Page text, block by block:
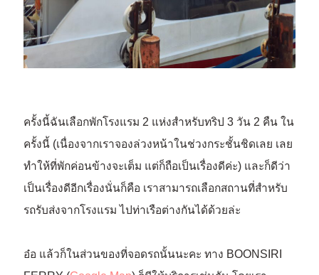
ครั้งนี้ฉันเลือกพักโรงแรม 2 แห่งสำหรับทริป 3 วัน 2 คืน ใน
ครั้งนี้ (เนื่องจากเราจองล่วงหน้าในช่วงกระชั้นชิดเลย เลย
ทำให้ที่พักค่อนข้างจะเต็ม แต่ก็ถือเป็นเรื่องดีค่ะ) และก็ดีว่า
เป็นเรื่องดีอีกเรื่องนั่นก็คือ เราสามารถเลือกสถานที่สำหรับ
รถรับส่งจากโรงแรม ไปท่าเรือต่างกันได้ด้วยล่ะ
อ๋อ แล้วก็ในส่วนของที่จอดรถนั้นนะคะ ทาง BOONSIRI